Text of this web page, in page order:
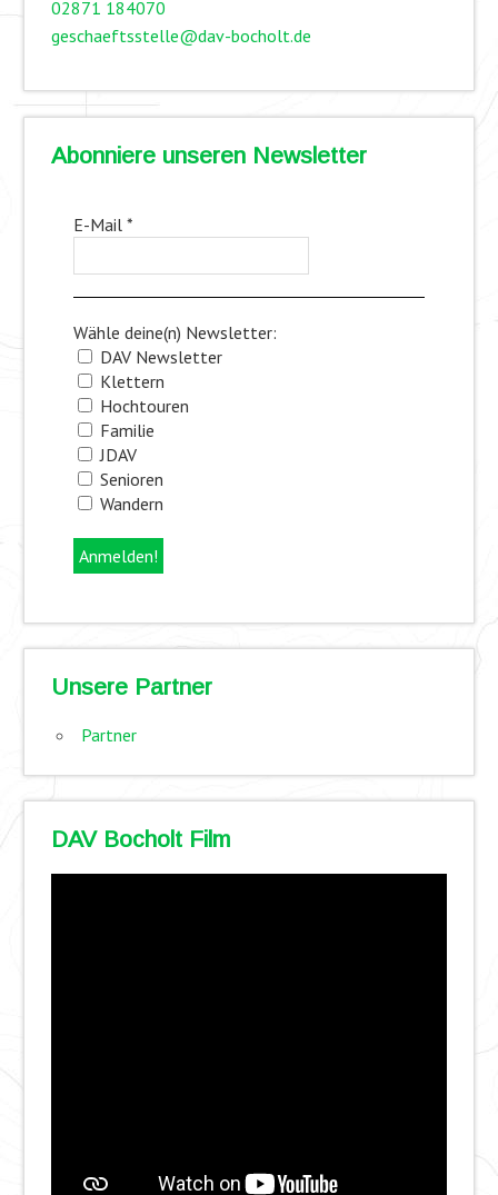
02871 184070
geschaeftsstelle@dav-bocholt.de
Abonniere unseren Newsletter
E-Mail *
Wähle deine(n) Newsletter:
DAV Newsletter
Klettern
Hochtouren
Familie
JDAV
Senioren
Wandern
Unsere Partner
Partner
DAV Bocholt Film